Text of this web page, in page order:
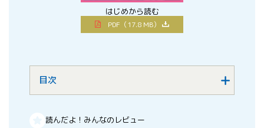
はじめから読む
PDF（17.8 MB）
目次
読んだよ！みんなのレビュー